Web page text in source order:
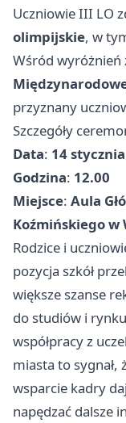
Uczniowie III LO
olimpijskie, w
Wśród wyróżnień
przyznany
Szczegóły
Data: 14 stycznia
Godzina: 12.00
Miejsce: Aula
Koźmińskiego w
Rodzice i
pozycja szkół
większe szanse
do studiów i
współpracy z
miasta to sygnał,
wsparcie kadry
napędzać dalsze